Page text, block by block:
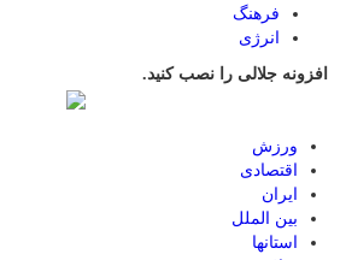
فرهنگ
انرژی
افزونه جلالی را نصب کنید.
ورزش
اقتصادی
ایران
بین الملل
استانها